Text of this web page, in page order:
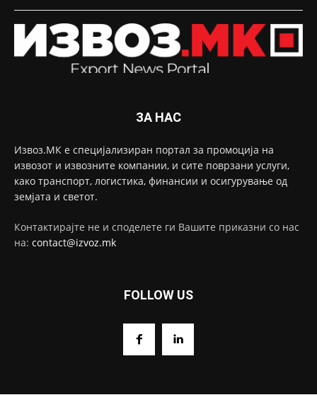
ЗА НАС
Извоз.МК е специјализиран портал за промоција на
извозот и извозните компании, и сите поврзани услуги,
како транспорт, логистика, финансии и осигурување од
земјата и светот.
Контактирајте не и споделете ги Вашите приказни со нас
на: contact@izvoz.mk
FOLLOW US